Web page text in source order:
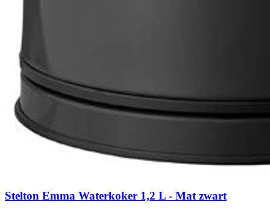
Stelton Emma Waterkoker 1,2 L - Mat zwart